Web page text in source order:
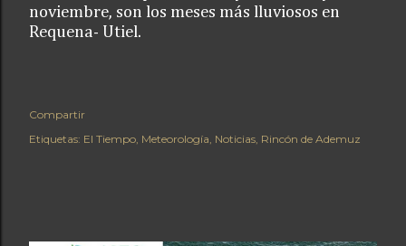
noviembre, son los meses más lluviosos en
Requena- Utiel.
Compartir
Etiquetas: El Tiempo Meteorología Noticias Rincón de Ademuz